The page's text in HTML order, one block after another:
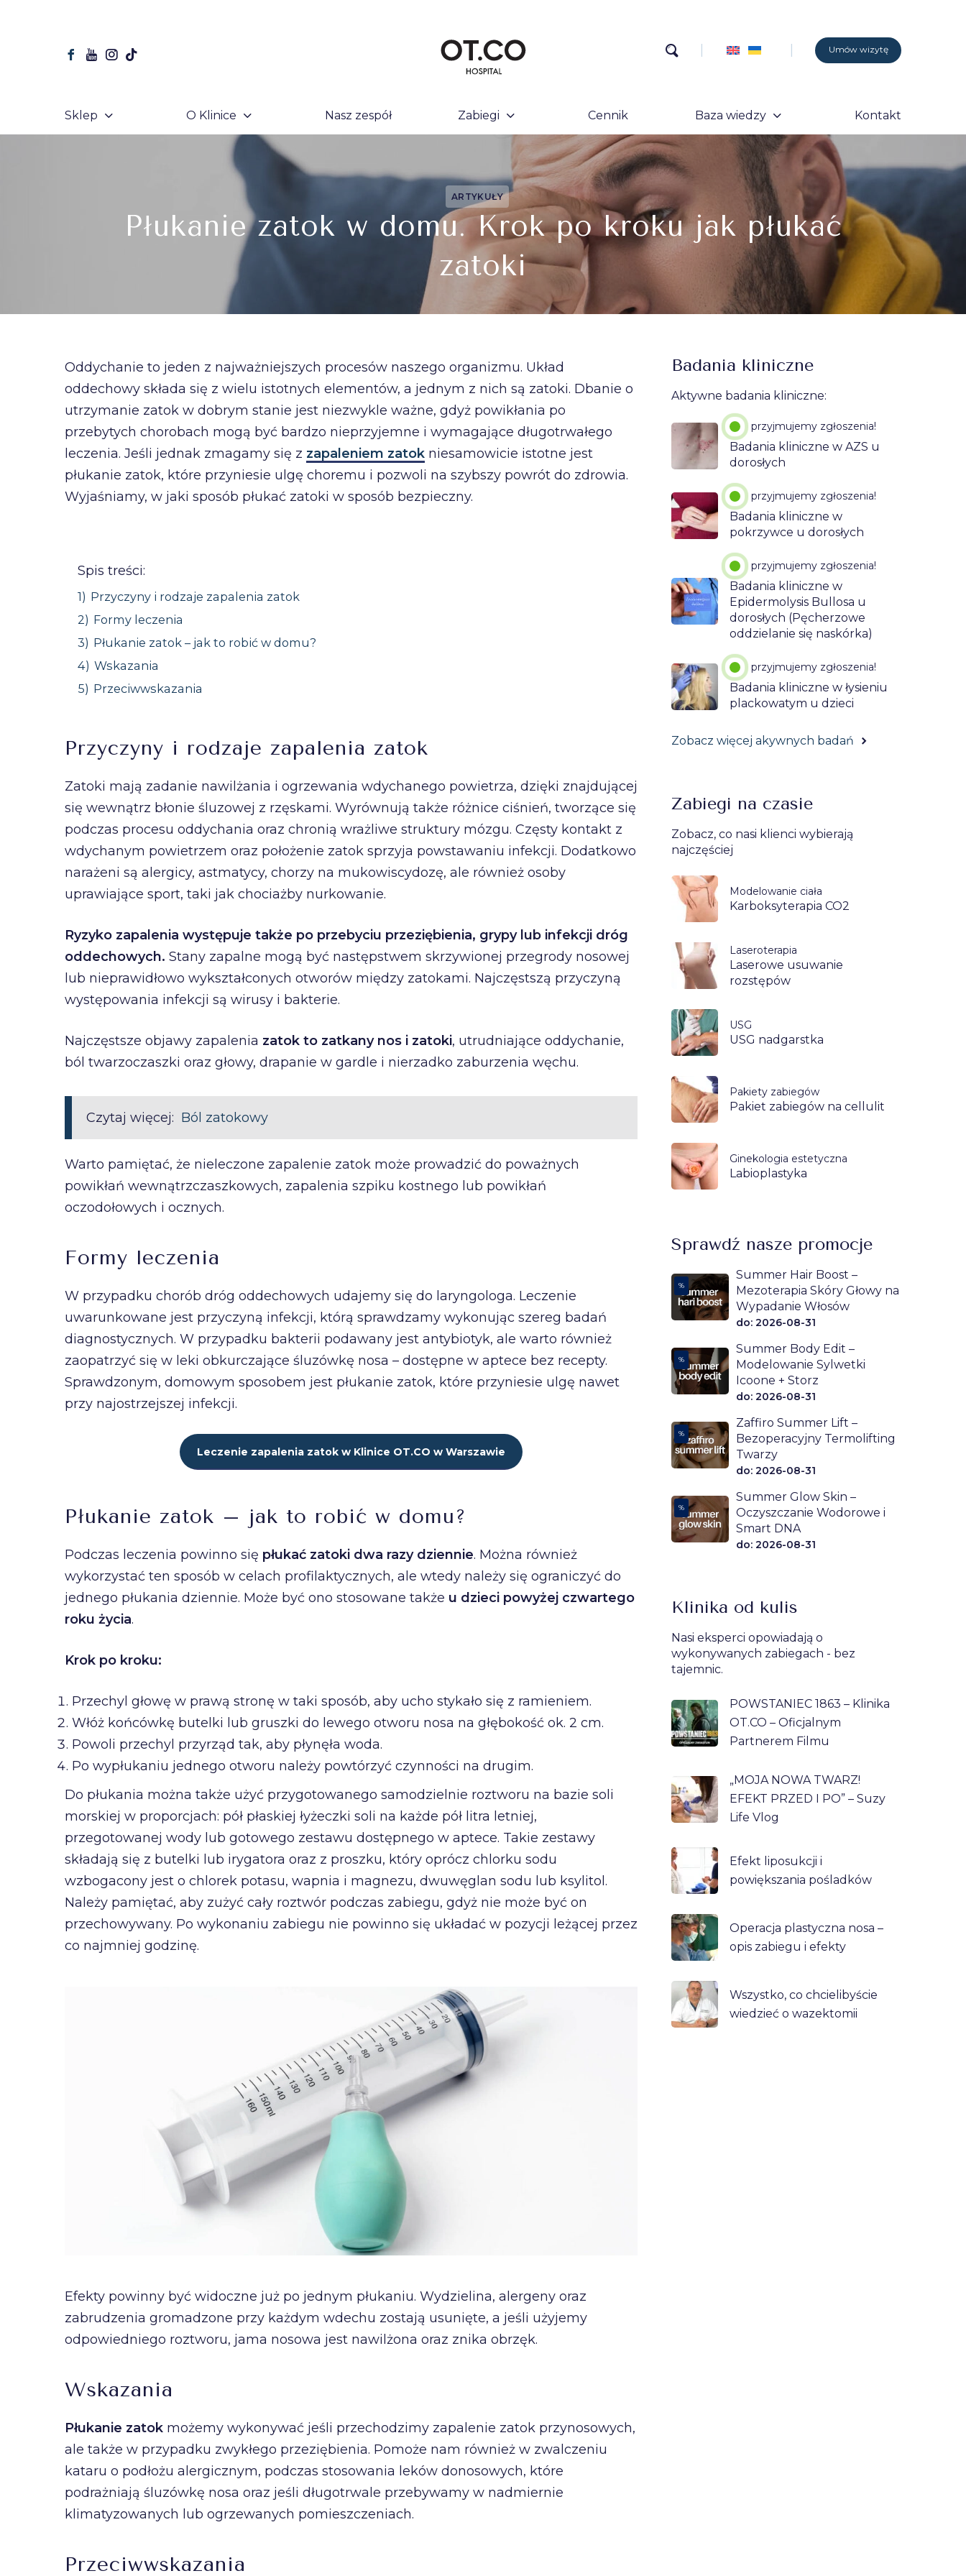
Umów wizytę
Sklep O Klinice Nasz zespół Zabiegi Cennik Baza wiedzy Kontakt
ARTYKUŁY
Płukanie zatok w domu. Krok po kroku jak płukać
zatoki
Oddychanie to jeden z najważniejszych procesów naszego organizmu. Układ
oddechowy składa się z wielu istotnych elementów, a jednym z nich są zatoki. Dbanie o
utrzymanie zatok w dobrym stanie jest niezwykle ważne, gdyż powikłania po
przebytych chorobach mogą być bardzo nieprzyjemne i wymagające długotrwałego
leczenia. Jeśli jednak zmagamy się z zapaleniem zatok niesamowicie istotne jest
płukanie zatok, które przyniesie ulgę choremu i pozwoli na szybszy powrót do zdrowia.
Wyjaśniamy, w jaki sposób płukać zatoki w sposób bezpieczny.
Spis treści:
1) Przyczyny i rodzaje zapalenia zatok
2) Formy leczenia
3) Płukanie zatok – jak to robić w domu?
4) Wskazania
5) Przeciwwskazania
Przyczyny i rodzaje zapalenia zatok
Zatoki mają zadanie nawilżania i ogrzewania wdychanego powietrza, dzięki znajdującej
się wewnątrz błonie śluzowej z rzęskami. Wyrównują także różnice ciśnień, tworzące się
podczas procesu oddychania oraz chronią wrażliwe struktury mózgu. Częsty kontakt z
wdychanym powietrzem oraz położenie zatok sprzyja powstawaniu infekcji. Dodatkowo
narażeni są alergicy, astmatycy, chorzy na mukowiscydozę, ale również osoby
uprawiające sport, taki jak chociażby nurkowanie.
Ryzyko zapalenia występuje także po przebyciu przeziębienia, grypy lub infekcji dróg
oddechowych. Stany zapalne mogą być następstwem skrzywionej przegrody nosowej
lub nieprawidłowo wykształconych otworów między zatokami. Najczęstszą przyczyną
występowania infekcji są wirusy i bakterie.
Najczęstsze objawy zapalenia zatok to zatkany nos i zatoki, utrudniające oddychanie,
ból twarzoczaszki oraz głowy, drapanie w gardle i nierzadko zaburzenia węchu.
Czytaj więcej: Ból zatokowy
Warto pamiętać, że nieleczone zapalenie zatok może prowadzić do poważnych
powikłań wewnątrzczaszkowych, zapalenia szpiku kostnego lub powikłań
oczodołowych i ocznych.
Formy leczenia
W przypadku chorób dróg oddechowych udajemy się do laryngologa. Leczenie
uwarunkowane jest przyczyną infekcji, którą sprawdzamy wykonując szereg badań
diagnostycznych. W przypadku bakterii podawany jest antybiotyk, ale warto również
zaopatrzyć się w leki obkurczające śluzówkę nosa – dostępne w aptece bez recepty.
Sprawdzonym, domowym sposobem jest płukanie zatok, które przyniesie ulgę nawet
przy najostrzejszej infekcji.
Leczenie zapalenia zatok w Klinice OT.CO w Warszawie
Płukanie zatok – jak to robić w domu?
Podczas leczenia powinno się płukać zatoki dwa razy dziennie. Można również
wykorzystać ten sposób w celach profilaktycznych, ale wtedy należy się ograniczyć do
jednego płukania dziennie. Może być ono stosowane także u dzieci powyżej czwartego
roku życia.
Krok po kroku:
Przechyl głowę w prawą stronę w taki sposób, aby ucho stykało się z ramieniem.
Włóż końcówkę butelki lub gruszki do lewego otworu nosa na głębokość ok. 2 cm.
Powoli przechyl przyrząd tak, aby płynęła woda.
Po wypłukaniu jednego otworu należy powtórzyć czynności na drugim.
Do płukania można także użyć przygotowanego samodzielnie roztworu na bazie soli
morskiej w proporcjach: pół płaskiej łyżeczki soli na każde pół litra letniej,
przegotowanej wody lub gotowego zestawu dostępnego w aptece. Takie zestawy
składają się z butelki lub irygatora oraz z proszku, który oprócz chlorku sodu
wzbogacony jest o chlorek potasu, wapnia i magnezu, dwuwęglan sodu lub ksylitol.
Należy pamiętać, aby zużyć cały roztwór podczas zabiegu, gdyż nie może być on
przechowywany. Po wykonaniu zabiegu nie powinno się układać w pozycji leżącej przez
co najmniej godzinę.
Efekty powinny być widoczne już po jednym płukaniu. Wydzielina, alergeny oraz
zabrudzenia gromadzone przy każdym wdechu zostają usunięte, a jeśli użyjemy
odpowiedniego roztworu, jama nosowa jest nawilżona oraz znika obrzęk.
Wskazania
Płukanie zatok możemy wykonywać jeśli przechodzimy zapalenie zatok przynosowych,
ale także w przypadku zwykłego przeziębienia. Pomoże nam również w zwalczeniu
kataru o podłożu alergicznym, podczas stosowania leków donosowych, które
podrażniają śluzówkę nosa oraz jeśli długotrwale przebywamy w nadmiernie
klimatyzowanych lub ogrzewanych pomieszczeniach.
Przeciwwskazania
Badania kliniczne
Aktywne badania kliniczne:
przyjmujemy zgłoszenia!
Badania kliniczne w AZS u
dorosłych
przyjmujemy zgłoszenia!
Badania kliniczne w
pokrzywce u dorosłych
przyjmujemy zgłoszenia!
Badania kliniczne w
Epidermolysis Bullosa u
dorosłych (Pęcherzowe
oddzielanie się naskórka)
przyjmujemy zgłoszenia!
Badania kliniczne w łysieniu
plackowatym u dzieci
Zobacz więcej akywnych badań
Zabiegi na czasie
Zobacz, co nasi klienci wybierają
najczęściej
Modelowanie ciała
Karboksyterapia CO2
Laseroterapia
Laserowe usuwanie
rozstępów
USG
USG nadgarstka
Pakiety zabiegów
Pakiet zabiegów na cellulit
Ginekologia estetyczna
Labioplastyka
Sprawdź nasze promocje
%
Summer Hair Boost –
Mezoterapia Skóry Głowy na
Wypadanie Włosów
do: 2026-08-31
%
Summer Body Edit –
Modelowanie Sylwetki
Icoone + Storz
do: 2026-08-31
%
Zaffiro Summer Lift –
Bezoperacyjny Termolifting
Twarzy
do: 2026-08-31
%
Summer Glow Skin –
Oczyszczanie Wodorowe i
Smart DNA
do: 2026-08-31
Klinika od kulis
Nasi eksperci opowiadają o
wykonywanych zabiegach - bez
tajemnic.
POWSTANIEC 1863 – Klinika
OT.CO – Oficjalnym
Partnerem Filmu
„MOJA NOWA TWARZ!
EFEKT PRZED I PO” – Suzy
Life Vlog
Efekt liposukcji i
powiększania pośladków
Operacja plastyczna nosa –
opis zabiegu i efekty
Wszystko, co chcielibyście
wiedzieć o wazektomii